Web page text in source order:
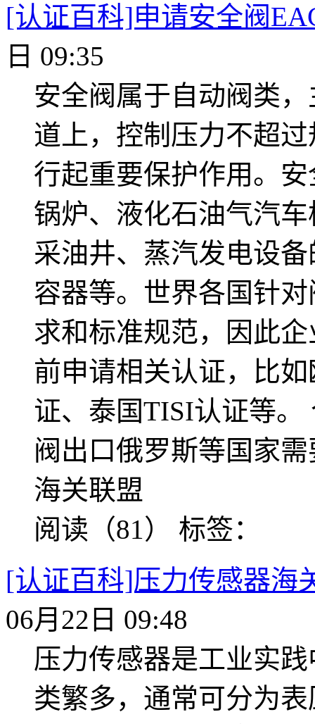
[认证百科]申请安全阀
日 09:35
安全阀属于自动阀类
道上，控制压力不超
行起重要保护作用。
锅炉、液化石油气汽
采油井、蒸汽发电设
容器等。世界各国针
求和标准规范，因此
前申请相关认证，比
证、泰国TISI认证等
阀出口俄罗斯等国家
海关联盟
阅读（81） 标签：
[认证百科]压力传感器海
06月22日 09:48
压力传感器是工业实
类繁多，通常可分为